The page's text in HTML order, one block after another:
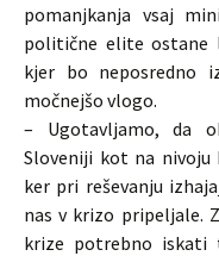
pomanjkanja vsaj
politične elite ostane
kjer bo neposredno
močnejšo vlogo.
– Ugotavljamo, da
Sloveniji kot na nivoju
ker pri reševanju
nas v krizo pripeljale.
krize potrebno iskati